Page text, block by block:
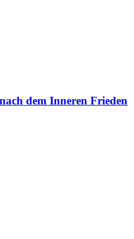
dem Inneren Frieden